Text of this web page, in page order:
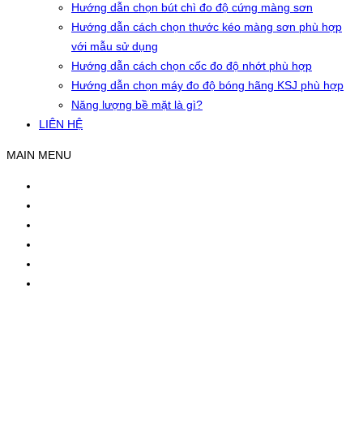
Hướng dẫn chọn bút chì đo độ cứng màng sơn
Hướng dẫn cách chọn thước kéo màng sơn phù hợp
với mẫu sử dụng
Hướng dẫn cách chọn cốc đo độ nhớt phù hợp
Hướng dẫn chọn máy đo độ bóng hãng KSJ phù hợp
Năng lượng bề mặt là gì?
LIÊN HỆ
MAIN MENU